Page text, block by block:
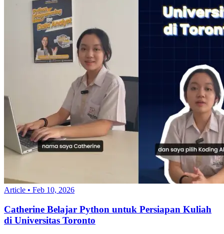
Article • Feb 10, 2026
Catherine Belajar Python untuk Persiapan Kuliah
di Universitas Toronto